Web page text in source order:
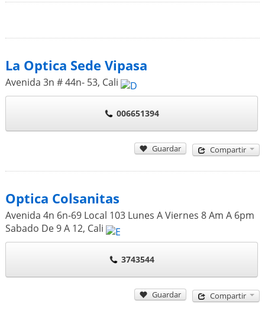
La Optica Sede Vipasa
Avenida 3n # 44n- 53, Cali
006651394
Guardar Compartir
Optica Colsanitas
Avenida 4n 6n-69 Local 103 Lunes A Viernes 8 Am A 6pm
Sabado De 9 A 12, Cali
3743544
Guardar Compartir